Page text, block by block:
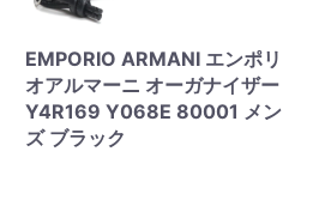
EMPORIO ARMANI エンポリ
オアルマーニ オーガナイザー
Y4R169 Y068E 80001 メン
ズ ブラック